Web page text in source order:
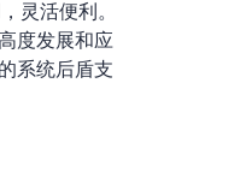
灵活便利。
度发展和应
系统后盾支